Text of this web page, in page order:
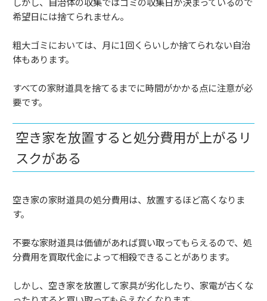
希望日には捨てられません。
粗大ゴミにおいては、月に1回くらいしか捨てられない自治
体もあります。
すべての家財道具を捨てるまでに時間がかかる点に注意が必
要です。
空き家を放置すると処分費用が上がるリ
スクがある
空き家の家財道具の処分費用は、放置するほど高くなりま
す。
不要な家財道具は価値があれば買い取ってもらえるので、処
分費用を買取代金によって相殺できることがあります。
しかし、空き家を放置して家具が劣化したり、家電が古くな